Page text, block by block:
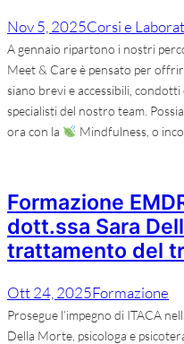
Nov 5, 2025Corsi e
A gennaio ripartono i nostri
Meet & Care è pensato per
siano brevi e accessibili,
specialisti del nostro team.
ora con la
Mindfulness, o
Formazione
dott.ssa Sara
trattamento del
Ott 24, 2025Formazione
Prosegue l’impegno di ITACA
Della Morte, psicologa e